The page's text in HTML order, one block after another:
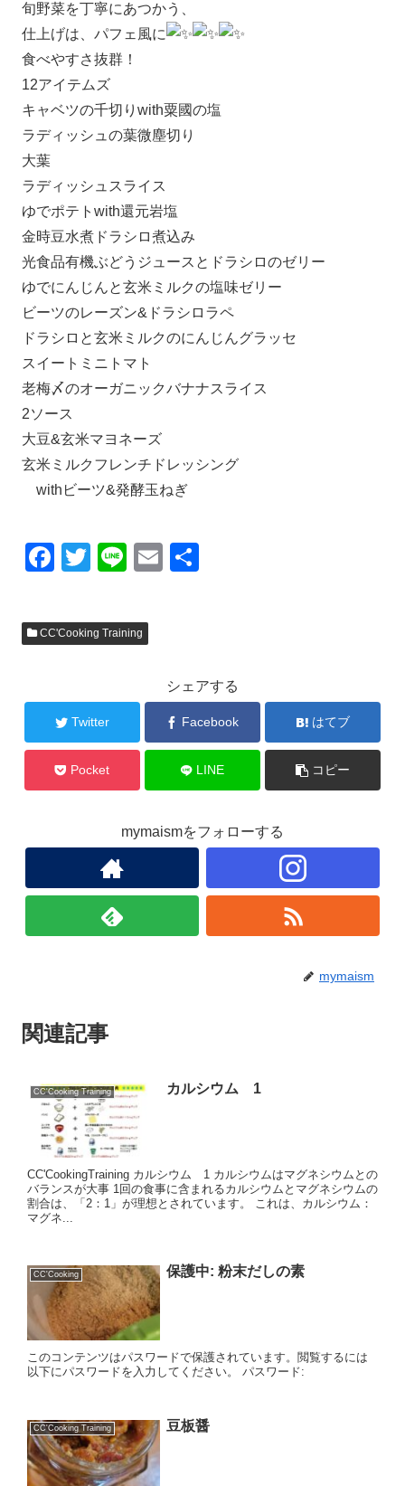
旬野菜を丁寧にあつかう、
仕上げは、パフェ風に
食べやすさ抜群！
12アイテムズ
キャベツの千切りwith粟國の塩
ラディッシュの葉微塵切り
大葉
ラディッシュスライス
ゆでポテトwith還元岩塩
金時豆水煮ドラシロ煮込み
光食品有機ぶどうジュースとドラシロのゼリー
ゆでにんじんと玄米ミルクの塩味ゼリー
ビーツのレーズン&ドラシロラペ
ドラシロと玄米ミルクのにんじんグラッセ
スイートミニトマト
老梅〆のオーガニックバナナスライス
2ソース
大豆&玄米マヨネーズ
玄米ミルクフレンチドレッシング
withビーツ&発酵玉ねぎ
F
c
e
o
o
k
T
tt
er
Li
e
E
CC'Cooking Training
シェアする
Twitter Facebook はてブ
Pocket LINE コピー
mymaismをフォローする
mymaism
関連記事
CC'Cooking Training カルシウム 1
CC'CookingTraining カルシウム 1 カルシウムはマグネシウムとの
バランスが大事 1回の食事に含まれるカルシウムとマグネシウムの
割合は、「2：1」が理想とされています。 これは、カルシウム：
マグネ...
CC'Cooking 保護中: 粉末だしの素
このコンテンツはパスワードで保護されています。閲覧するには
以下にパスワードを入力してください。 パスワード:
CC'Cooking Training 豆板醤